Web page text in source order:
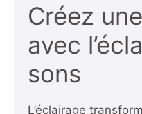
Créez
avec
sons
L’éclairage